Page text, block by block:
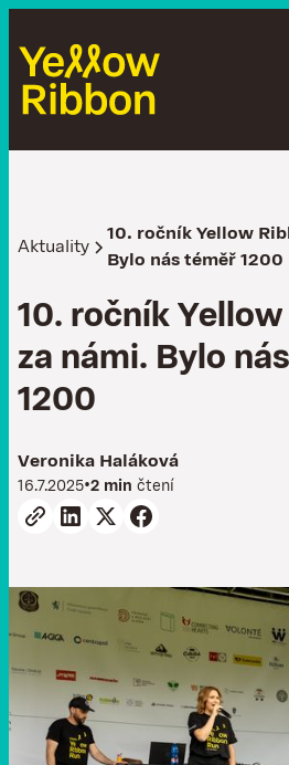
Aktuality
10. ročník Yellow
Bylo nás téměř 1200
10. ročník Yellow
za námi. Bylo nás
1200
Veronika Haláková
16.7.2025•2 min čtení